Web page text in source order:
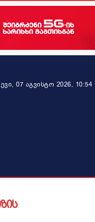
07 აგვისტო 2026, 10:54